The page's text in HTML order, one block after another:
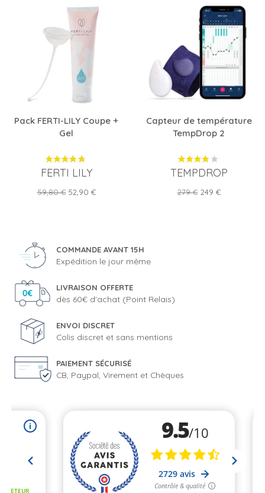
Pack FERTI-LILY Coupe +
Gel
FERTI LILY
Prix
59,80 € Prix
52,90 €
Capteur de température
TempDrop 2
TEMPDROP
Prix
279 € Prix
249 €
COMMANDE AVANT 15H
Expédition le jour même
LIVRAISON OFFERTE
dès 60€ d'achat (Point Relais)
ENVOI DISCRET
Colis discret et sans mentions
PAIEMENT SÉCURISÉ
CB, Paypal, Virement et Chèques